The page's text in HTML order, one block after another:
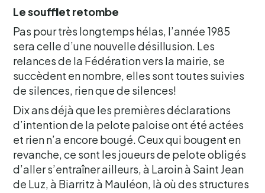
Le soufflet retombe
Pas pour très longtemps hélas, l’année 1985
sera celle d’une nouvelle désillusion. Les
relances de la Fédération vers la mairie, se
succèdent en nombre, elles sont toutes suivies
de silences, rien que de silences!
Dix ans déjà que les premières déclarations
d’intention de la pelote paloise ont été actées
et rien n’a encore bougé. Ceux qui bougent en
revanche, ce sont les joueurs de pelote obligés
d’aller s’entraîner ailleurs, à Laroin à Saint Jean
de Luz, à Biarritz à Mauléon, là où des structures